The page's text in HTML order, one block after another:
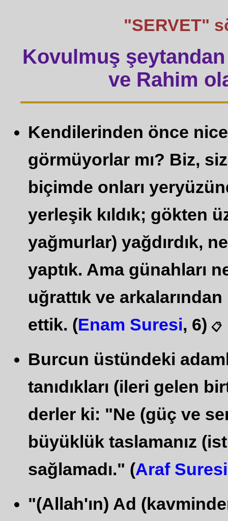
"SERVET"
Kovulmuş şeytandan
ve Rahim
Kendilerinden önce nice
görmüyorlar mı? Biz,
biçimde onları
yerleşik kıldık; gökten
yağmurlar) yağdırdık,
yaptık. Ama günahları
uğrattık ve
ettik. (Enam Suresi, 6) 📋
Burcun üstündeki
tanıdıkları (ileri gelen
derler ki: "Ne (güç ve
büyüklük taslamanız
sağlamadı." (Araf Suresi
"(Allah'ın) Ad